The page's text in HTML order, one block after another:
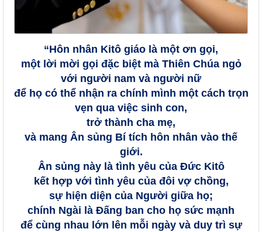
“Hôn nhân Kitô giáo là một ơn gọi,
một lời mời gọi đặc biệt mà Thiên Chúa ngỏ
với người nam và người nữ
để họ có thể nhận ra chính mình một cách trọn
vẹn qua việc sinh con,
trở thành cha mẹ,
và mang Ân sủng Bí tích hôn nhân vào thế
giới.
Ân sủng này là tình yêu của Đức Kitô
kết hợp với tình yêu của đôi vợ chồng,
sự hiện diện của Người giữa họ;
chính Ngài là Đấng ban cho họ sức mạnh
để cùng nhau lớn lên mỗi ngày và duy trì sự